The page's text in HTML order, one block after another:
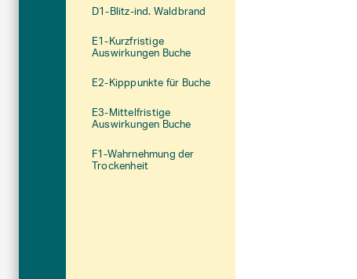
D1-Blitz-ind. Waldbrand
E1-Kurzfristige
Auswirkungen Buche
E2-Kipppunkte für Buche
E3-Mittelfristige
Auswirkungen Buche
F1-Wahrnehmung der
Trockenheit